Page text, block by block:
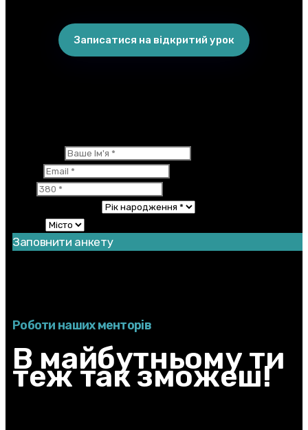
Записатися на відкритий урок
Заповнити анкету
Роботи наших менторів
В майбутньому ти
теж так зможеш!